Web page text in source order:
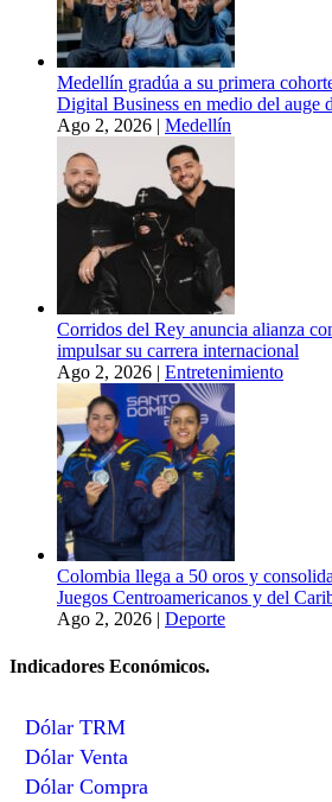
Medellín gradúa a su primera
Digital Business en medio del auge
Ago 2, 2026 | Medellín
Corridos del Rey anuncia alianza
impulsar su carrera internacional
Ago 2, 2026 | Entretenimiento
Colombia llega a 50 oros y
Juegos Centroamericanos y del
Ago 2, 2026 | Deporte
Indicadores Económicos.
Dólar TRM
Dólar Venta
Dólar Compra